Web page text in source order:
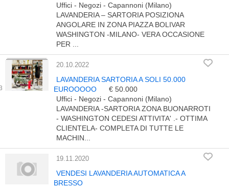
Uffici - Negozi - Capannoni (Milano)
LAVANDERIA – SARTORIA POSIZIONA
ANGOLARE IN ZONA PIAZZA BOLIVAR
WASHINGTON -MILANO- VERA OCCASIONE
PER ...
20.10.2022
LAVANDERIA SARTORIA A SOLI 50.000
EUROOOOO
€ 50.000
Uffici - Negozi - Capannoni (Milano)
LAVANDERIA -SARTORIA ZONA BUONARROTI
- WASHINGTON CEDESI ATTIVITA' .- OTTIMA
CLIENTELA- COMPLETA DI TUTTE LE
MACHIN...
19.11.2020
VENDESI LAVANDERIA AUTOMATICA A
BRESSO